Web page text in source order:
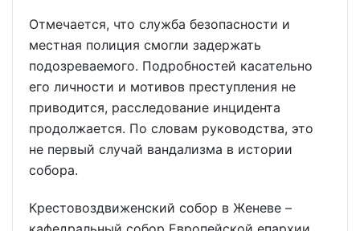
Отмечается, что служба безопасности и
местная полиция смогли задержать
подозреваемого. Подробностей касательно
его личности и мотивов преступления не
приводится, расследование инцидента
продолжается. По словам руководства, это
не первый случай вандализма в истории
собора.
Крестовоздвиженский собор в Женеве –